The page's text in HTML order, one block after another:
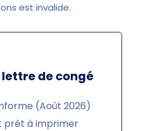
est invalide.
lettre de congé
(Août 2026)
prêt à imprimer